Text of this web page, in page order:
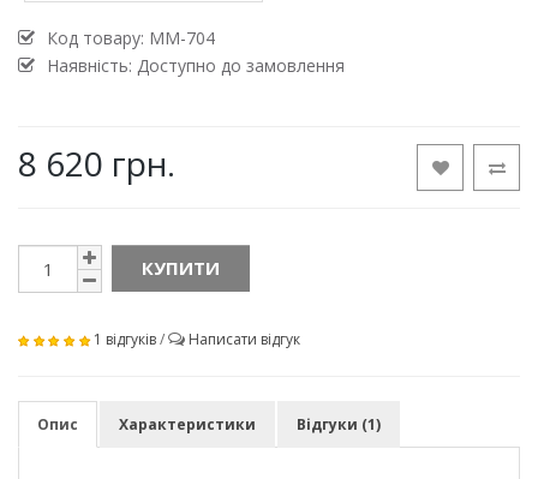
Код товару: MM-704
Наявність: Доступно до замовлення
8 620 грн.
КУПИТИ
1 відгуків/ Написати відгук
Опис Характеристики Відгуки (1)